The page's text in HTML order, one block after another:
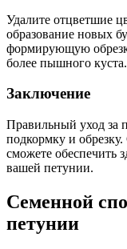
Удалите отцветшие
образование новых
формирующую
более пышного куста.
Заключение
Правильный уход за
подкормку и
сможете обеспечить
вашей петунии.
Семенной
петунии